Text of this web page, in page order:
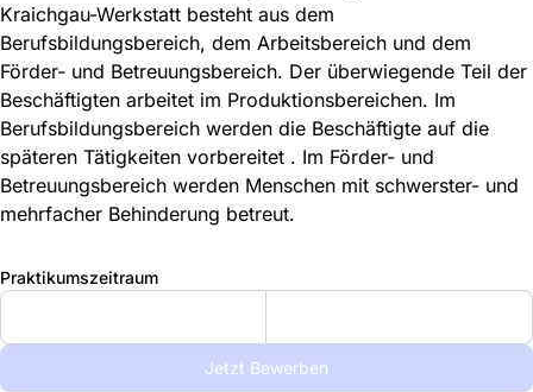
Kraichgau-Werkstatt besteht aus dem
Berufsbildungsbereich, dem Arbeitsbereich und dem
Förder- und Betreuungsbereich. Der überwiegende Teil der
Beschäftigten arbeitet im Produktionsbereichen. Im
Berufsbildungsbereich werden die Beschäftigte auf die
späteren Tätigkeiten vorbereitet . Im Förder- und
Betreuungsbereich werden Menschen mit schwerster- und
mehrfacher Behinderung betreut.
Praktikumszeitraum
Jetzt Bewerben